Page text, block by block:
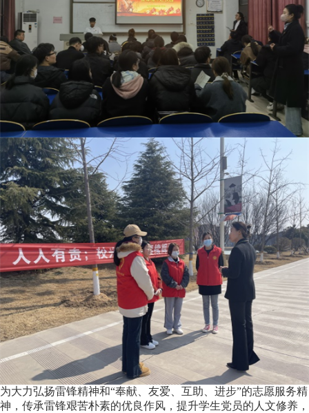
为大力弘扬雷锋精神和“奉献、友爱、互助、进步”的志愿服务精
神，传承雷锋艰苦朴素的优良作风，提升学生党员的人文修养，